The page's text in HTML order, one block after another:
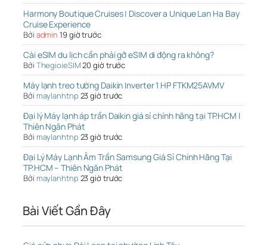
Harmony Boutique Cruises | Discover a Unique Lan Ha Bay
Cruise Experience
Bởi admin 19 giờ trước
Cài eSIM du lịch cần phải gỡ eSIM di động ra không?
Bởi ThegioieSIM20 giờ trước
Máy lạnh treo tường Daikin Inverter 1 HP FTKM25AVMV
Bởi maylanhtnp 23 giờ trước
Đại lý Máy lạnh áp trần Daikin giá sỉ chính hãng tại TP.HCM |
Thiên Ngân Phát
Bởi maylanhtnp 23 giờ trước
Đại Lý Máy Lạnh Âm Trần Samsung Giá Sỉ Chính Hãng Tại
TP.HCM – Thiên Ngân Phát
Bởi maylanhtnp 23 giờ trước
Bài Viết Gần Đây